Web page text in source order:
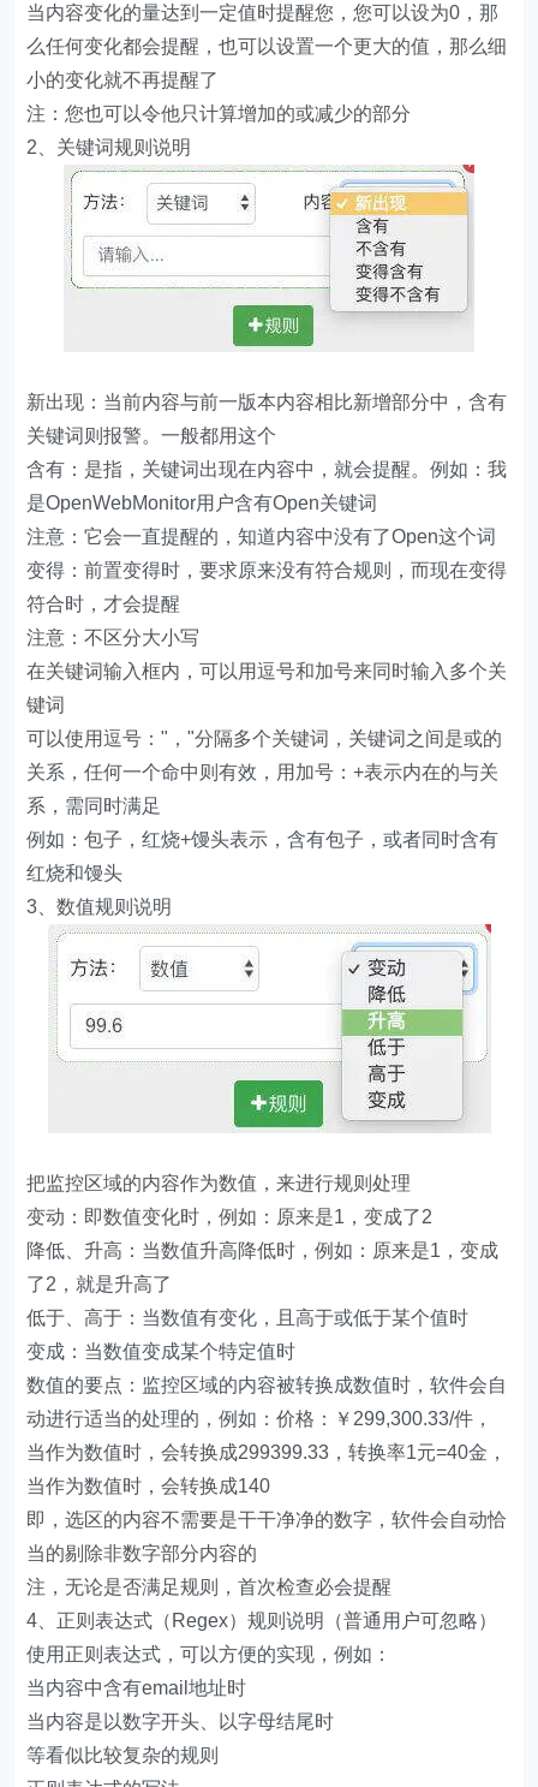
当内容变化的量达到一定值时提醒您，您可以设为0，那
么任何变化都会提醒，也可以设置一个更大的值，那么细
小的变化就不再提醒了
注：您也可以令他只计算增加的或减少的部分
2、关键词规则说明
新出现：当前内容与前一版本内容相比新增部分中，含有
关键词则报警。一般都用这个
含有：是指，关键词出现在内容中，就会提醒。例如：我
是OpenWebMonitor用户含有Open关键词
注意：它会一直提醒的，知道内容中没有了Open这个词
变得：前置变得时，要求原来没有符合规则，而现在变得
符合时，才会提醒
注意：不区分大小写
在关键词输入框内，可以用逗号和加号来同时输入多个关
键词
可以使用逗号："，"分隔多个关键词，关键词之间是或的
关系，任何一个命中则有效，用加号：+表示内在的与关
系，需同时满足
例如：包子，红烧+馒头表示，含有包子，或者同时含有
红烧和馒头
3、数值规则说明
把监控区域的内容作为数值，来进行规则处理
变动：即数值变化时，例如：原来是1，变成了2
降低、升高：当数值升高降低时，例如：原来是1，变成
了2，就是升高了
低于、高于：当数值有变化，且高于或低于某个值时
变成：当数值变成某个特定值时
数值的要点：监控区域的内容被转换成数值时，软件会自
动进行适当的处理的，例如：价格：￥299,300.33/件，
当作为数值时，会转换成299399.33，转换率1元=40金，
当作为数值时，会转换成140
即，选区的内容不需要是干干净净的数字，软件会自动恰
当的剔除非数字部分内容的
注，无论是否满足规则，首次检查必会提醒
4、正则表达式（Regex）规则说明（普通用户可忽略）
使用正则表达式，可以方便的实现，例如：
当内容中含有email地址时
当内容是以数字开头、以字母结尾时
等看似比较复杂的规则